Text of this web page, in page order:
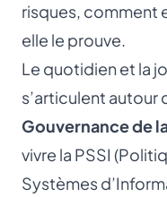
risques, comment
elle le prouve.
Le quotidien et la
s’articulent autour
Gouvernance de
vivre la PSSI
Systèmes